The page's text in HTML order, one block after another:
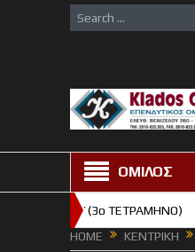
ΟΜΙΛΟΣ
(3o TETΡΑΜΗΝΟ)
HOME
ΚΕΝΤΡΙΚΗ